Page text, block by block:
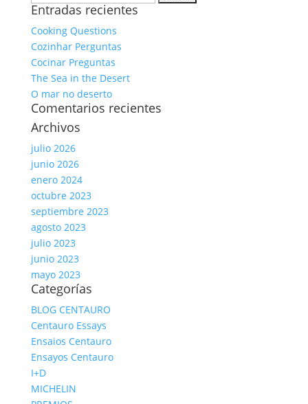
Entradas recientes
Cooking Questions
Cozinhar Perguntas
Cocinar Preguntas
The Sea in the Desert
O mar no deserto
Comentarios recientes
Archivos
julio 2026
junio 2026
enero 2024
octubre 2023
septiembre 2023
agosto 2023
julio 2023
junio 2023
mayo 2023
Categorías
BLOG CENTAURO
Centauro Essays
Ensaios Centauro
Ensayos Centauro
I+D
MICHELIN